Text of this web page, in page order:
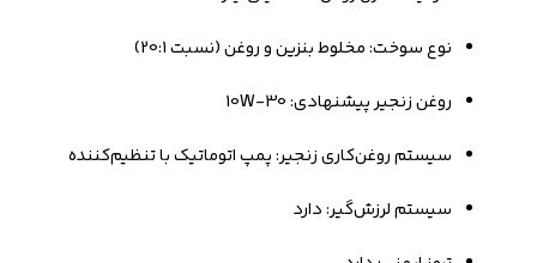
نوع سوخت: مخلوط بنزین و روغن (نسبت 20:1)
روغن زنجیر پیشنهادی: 10W-30
سیستم روغن‌کاری زنجیر: پمپ اتوماتیک با تنظیم‌کننده
سیستم لرزش‌گیر: دارد